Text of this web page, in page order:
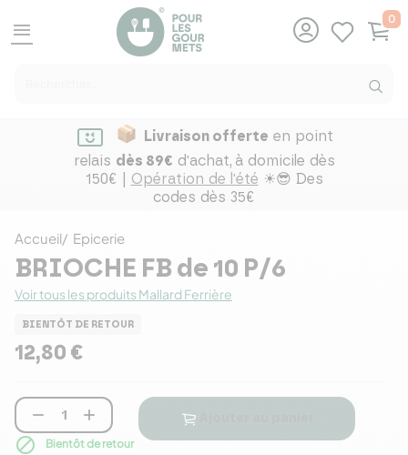
menu
0
Livraison offerte en point
relais dès 89€ d'achat, à domicile dès
150€ | Opération de l'été ☀😎 Des
codes dès 35€
Accueil Epicerie
BRIOCHE FB de 10 P/6
Voir tous les produits Mallard Ferrière
BIENTÔT DE RETOUR
12,80 €
 
 Bientôt de retour